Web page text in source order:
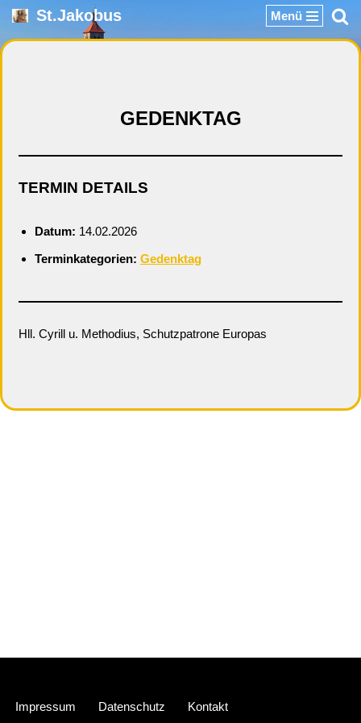
Zum
St.Jakobus Menü
GEDENKTAG
TERMIN DETAILS
Datum: 14.02.2026
Terminkategorien: Gedenktag
Hll. Cyrill u. Methodius, Schutzpatrone Europas
Impressum Datenschutz Kontakt